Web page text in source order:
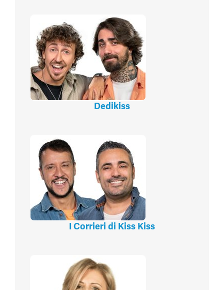
Dedikiss
I Corrieri di Kiss Kiss